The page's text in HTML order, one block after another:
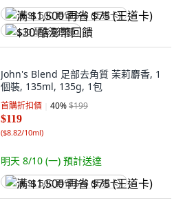
满 $1,500 再省 $75 (王道卡)
$30 酷澎幣回饋
John's Blend 足部去角質 茉莉麝香, 1
個裝, 135ml, 135g, 1包
首購折扣價 40%$199
$119
($8.82/10ml)
明天 8/10 (一) 預計送達
满 $1,500 再省 $75 (王道卡)